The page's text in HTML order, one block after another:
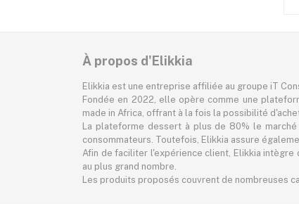
À propos d'Elikkia
Elikkia est une entreprise affiliée au groupe iT
Fondée en 2022, elle opère comme une
made in Africa, offrant à la fois la possibilité
La plateforme dessert à plus de 80% le
consommateurs. Toutefois, Elikkia assure
Afin de faciliter l'expérience client, Elikkia intègre
au plus grand nombre.
Les produits proposés couvrent de nombreuses